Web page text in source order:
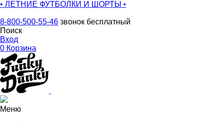
• ЛЕТНИЕ ФУТБОЛКИ И ШОРТЫ •
8-800-500-55-46 звонок бесплатный
Поиск
Вход
0 Корзина
Меню